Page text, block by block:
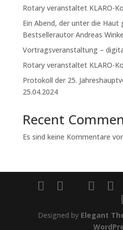
Rotary veranstaltet KLARO-
Ein Abend, der unter die
Bestsellerautor Andreas
Vortragsveranstaltung –
Rotary veranstaltet KLARO-
Protokoll der 25.
25.04.2024
Recent
Es sind keine Kommentare
Designed by Elegant